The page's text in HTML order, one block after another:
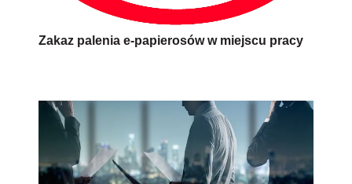
Zakaz palenia e-papierosów w miejscu pracy